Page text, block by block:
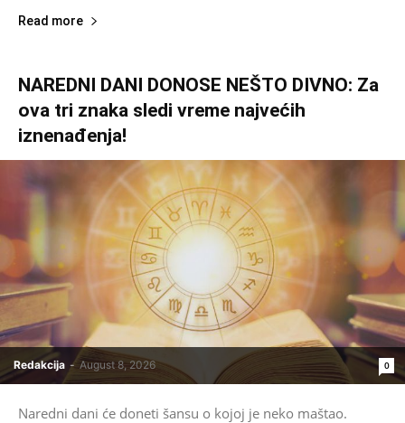
Read more
NAREDNI DANI DONOSE NEŠTO DIVNO: Za
ova tri znaka sledi vreme najvećih
iznenađenja!
Redakcija - August 8, 2026 0
Naredni dani će doneti šansu o kojoj je neko maštao.